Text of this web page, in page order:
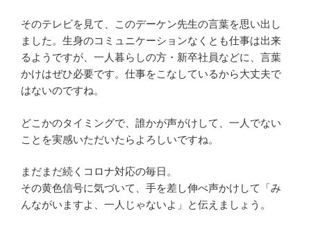
そのテレビを見て、このデーケン先生の言葉を思い出し
ました。生身のコミュニケーションなくとも仕事は出来
るようですが、一人暮らしの方・新卒社員などに、言葉
かけはぜひ必要です。仕事をこなしているから大丈夫で
はないのですね。
どこかのタイミングで、誰かが声がけして、一人でない
ことを実感いただいたらよろしいですね。
まだまだ続くコロナ対応の毎日。
その黄色信号に気づいて、手を差し伸べ声かけして「み
んながいますよ、一人じゃないよ」と伝えましょう。